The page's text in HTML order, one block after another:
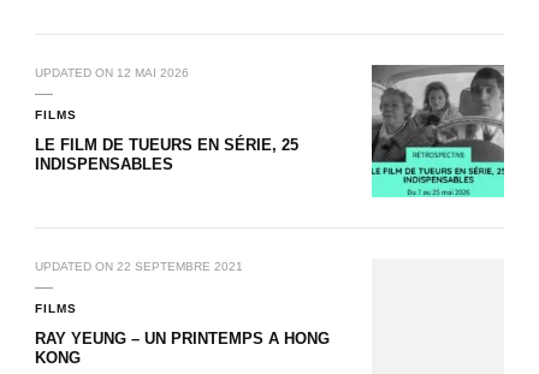
UPDATED ON 12 MAI 2026
FILMS
LE FILM DE TUEURS EN SÉRIE, 25
INDISPENSABLES
UPDATED ON 22 SEPTEMBRE 2021
FILMS
RAY YEUNG – UN PRINTEMPS A HONG
KONG